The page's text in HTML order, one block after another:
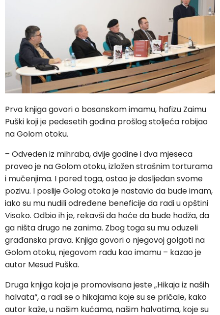
Prva knjiga govori o bosanskom imamu, hafizu Zaimu
Puški koji je pedesetih godina prošlog stoljeća robijao
na Golom otoku.
– Odveden iz mihraba, dvije godine i dva mjeseca
proveo je na Golom otoku, izložen strašnim torturama
i mučenjima. I pored toga, ostao je dosljedan svome
pozivu. I poslije Golog otoka je nastavio da bude imam,
iako su mu nudili određene beneficije da radi u opštini
Visoko. Odbio ih je, rekavši da hoće da bude hodža, da
ga ništa drugo ne zanima. Zbog toga su mu oduzeli
građanska prava. Knjiga govori o njegovoj golgoti na
Golom otoku, njegovom radu kao imamu – kazao je
autor Mesud Puška.
Druga knjiga koja je promovisana jeste „Hikaja iz naših
halvata“, a radi se o hikajama koje su se pričale, kako
autor kaže, u našim kućama, našim halvatima, koje su